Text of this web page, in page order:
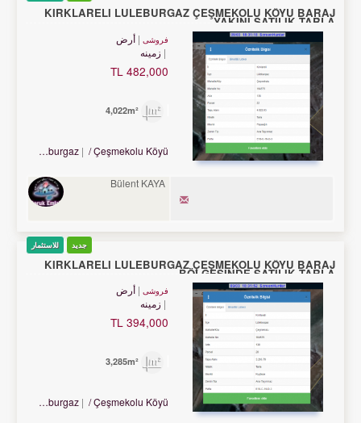
KIRKLARELİ LÜLEBURGAZ ÇEŞMEKOLU KÖYÜ BARAJ
YAKINI SATILIK TARLA
فروشی
أرض
زمینه
482,000 TL
Turkey Kırklareli / Lüleburgaz / Çeşmekolu Köyü
Bülent KAYA
جدید للاستثمار
KIRKLARELİ LÜLEBURGAZ ÇEŞMEKOLU KÖYÜ BARAJ
BÖLGESİNDE SATILIK TARLA.
فروشی
أرض
زمینه
394,000 TL
Turkey Kırklareli / Lüleburgaz / Çeşmekolu Köyü